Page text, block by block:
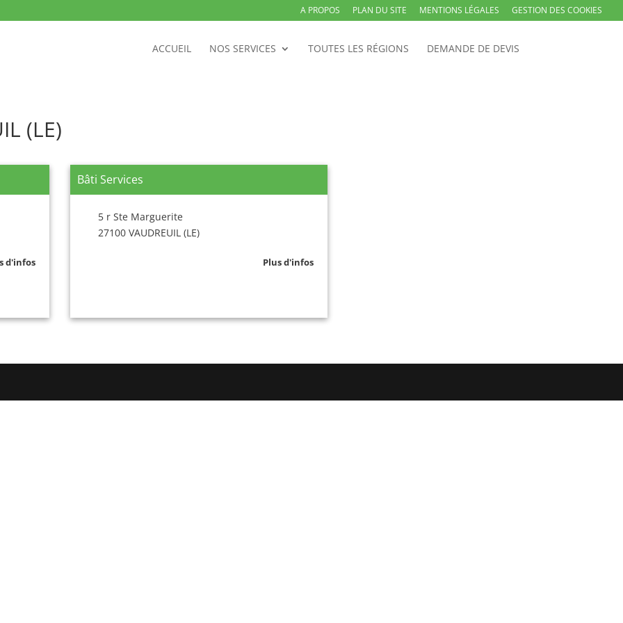
A PROPOS PLAN DU SITE MENTIONS LÉGALES GESTION DES COOKIES
ACCUEIL NOS SERVICES TOUTES LES RÉGIONS DEMANDE DE DEVIS
(LE)
d'infos
Bâti Services
5 r Ste Marguerite
27100 VAUDREUIL (LE)
Plus d'infos